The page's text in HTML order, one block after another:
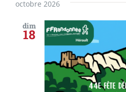
octobre 2026
dim
18